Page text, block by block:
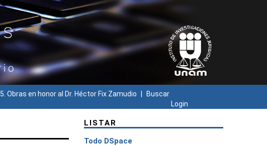
5. Obras en honor al Dr. Héctor Fix Zamudio
Buscar
Login
LISTAR
Todo DSpace